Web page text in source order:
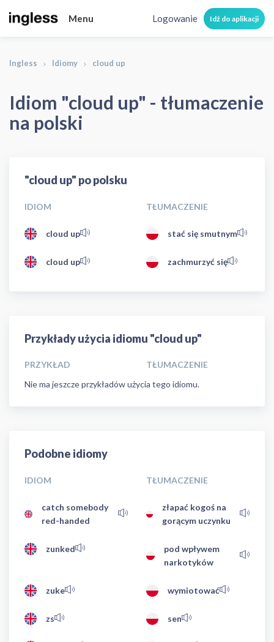
Menu Logowanie Idź do aplikacji
Ingless Idiomy cloud up
Idiom "cloud up" - tłumaczenie
na polski
"cloud up" po polsku
IDIOM TŁUMACZENIE
cloud up stać się smutnym
cloud up zachmurzyć się
Przykłady użycia idiomu "cloud up"
PRZYKŁAD
TŁUMACZENIE
Nie ma jeszcze przykładów użycia tego idiomu.
Podobne idiomy
IDIOM TŁUMACZENIE
catch somebody
red-handed
złapać kogoś na
gorącym uczynku
zunked
pod wpływem
narkotyków
zuke wymiotować
zs sen